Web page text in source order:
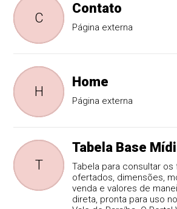
C
Contato
Página externa
H
Home
Página externa
T
Tabela Base
Tabela para consultar os
ofertados, dimensões,
venda e valores de
direta, pronta para uso